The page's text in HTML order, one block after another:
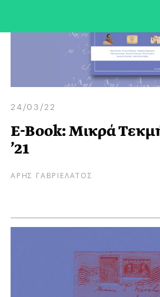
24/03/22
E-Book: Μικρά
’21
ΑΡΗΣ ΓΑΒΡΙΕΛΑΤΟΣ